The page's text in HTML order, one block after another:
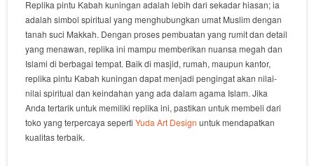
Replika pintu Kabah kuningan adalah lebih dari sekadar hiasan; ia
adalah simbol spiritual yang menghubungkan umat Muslim dengan
tanah suci Makkah. Dengan proses pembuatan yang rumit dan detail
yang menawan, replika ini mampu memberikan nuansa megah dan
Islami di berbagai tempat. Baik di masjid, rumah, maupun kantor,
replika pintu Kabah kuningan dapat menjadi pengingat akan nilai-
nilai spiritual dan keindahan yang ada dalam agama Islam. Jika
Anda tertarik untuk memiliki replika ini, pastikan untuk membeli dari
toko yang terpercaya sepertiYuda Art Design untuk mendapatkan
kualitas terbaik.